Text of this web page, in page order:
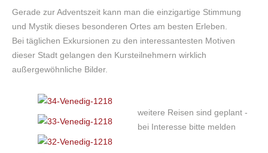
Workshops
Privatcoaching
Das Wunschbild
Teilnahmebedingungen
GALERIE
Gerade zur Adventszeit kann man die einzigartige Stimmung
und Mystik dieses besonderen Ortes am besten Erleben.
Bei täglichen Exkursionen zu den interessantesten Motiven
dieser Stadt gelangen den Kursteilnehmern wirklich
außergewöhnliche Bilder.
weitere Reisen sind geplant -
bei Interesse bitte melden